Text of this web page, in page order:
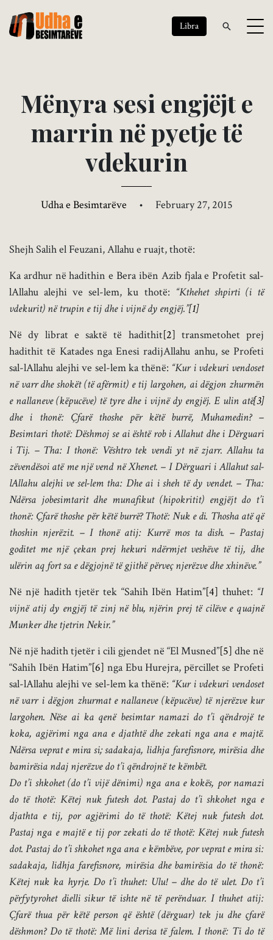
Libra
Mënyra sesi engjëjte
marrin nëpyetjetë
vdekurin
Udha e Besimtarëve • February 27, 2015
Shejh Salih el Feuzani, Allahu e ruajt, thotë:
Ka ardhur në hadithin e Bera ibën Azib fjala e Profetit sal-
lAllahu alejhi ve sel-lem, ku thotë: “Kthehet shpirti (i të
vdekurit) në trupin e tij dhe i vijnë dy engjëj.”[1]
Në dy librat e saktë të hadithit[2] transmetohet prej
hadithit të Katades nga Enesi radijAllahu anhu, se Profeti
sal-lAllahu alejhi ve sel-lem ka thënë: “Kur i vdekuri vendoset
në varr dhe shokët (të afërmit) e tij largohen, ai dëgjon zhurmën
e nallaneve (këpucëve) të tyre dhe i vijnë dy engjëj. E ulin atë[3]
dhe i thonë: Çfarë thoshe për këtë burrë, Muhamedin? –
Besimtari thotë: Dëshmoj se ai është rob i Allahut dhe i Dërguari
i Tij. – Tha: I thonë: Vështro tek vendi yt në zjarr. Allahu ta
zëvendësoi atë me një vend në Xhenet. – I Dërguari i Allahut sal-
lAllahu alejhi ve sel-lem tha: Dhe ai i sheh të dy vendet. – Tha:
Ndërsa jobesimtarit dhe munafikut (hipokritit) engjëjt do t’i
thonë: Çfarë thoshe për këtë burrë? Thotë: Nuk e di. Thosha atë që
thoshin njerëzit. – I thonë atij: Kurrë mos ta dish. – Pastaj
goditet me një çekan prej hekuri ndërmjet veshëve të tij, dhe
ulërin aq fort sa e dëgjojnë të gjithë përveç njerëzve dhe xhinëve.”
Në një hadith tjetër tek “Sahih Ibën Hatim”[4] thuhet: “I
vijnë atij dy engjëj të zinj në blu, njërin prej të cilëve e quajnë
Munker dhe tjetrin Nekir.”
Në një hadith tjetër i cili gjendet në “El Musned”[5] dhe në
“Sahih Ibën Hatim”[6] nga Ebu Hurejra, përcillet se Profeti
sal-lAllahu alejhi ve sel-lem ka thënë: “Kur i vdekuri vendoset
në varr i dëgjon zhurmat e nallaneve (këpucëve) të njerëzve kur
largohen. Nëse ai ka qenë besimtar namazi do t’i qëndrojë te
koka, agjërimi nga ana e djathtë dhe zekati nga ana e majtë.
Ndërsa veprat e mira si; sadakaja, lidhja farefisnore, mirësia dhe
bamirësia ndaj njerëzve do t’i qëndrojnë te këmbët.
Do t’i shkohet (do t’i vijë dënimi) nga ana e kokës, por namazi
do të thotë: Këtej nuk futesh dot. Pastaj do t’i shkohet nga e
djathta e tij, por agjërimi do të thotë: Këtej nuk futesh dot.
Pastaj nga e majtë e tij por zekati do të thotë: Këtej nuk futesh
dot. Pastaj do t’i shkohet nga ana e këmbëve, por veprat e mira si:
sadakaja, lidhja farefisnore, mirësia dhe bamirësia do të thonë:
Këtej nuk ka hyrje. Do t’i thuhet: Ulu! – dhe do të ulet. Do t’i
përfytyrohet dielli sikur të ishte në të perënduar. I thuhet atij:
Çfarë thua për këtë person që është (dërguar) tek ju dhe çfarë
dëshmon? Do të thotë: Më lini derisa të falem. I thonë: Ti do të